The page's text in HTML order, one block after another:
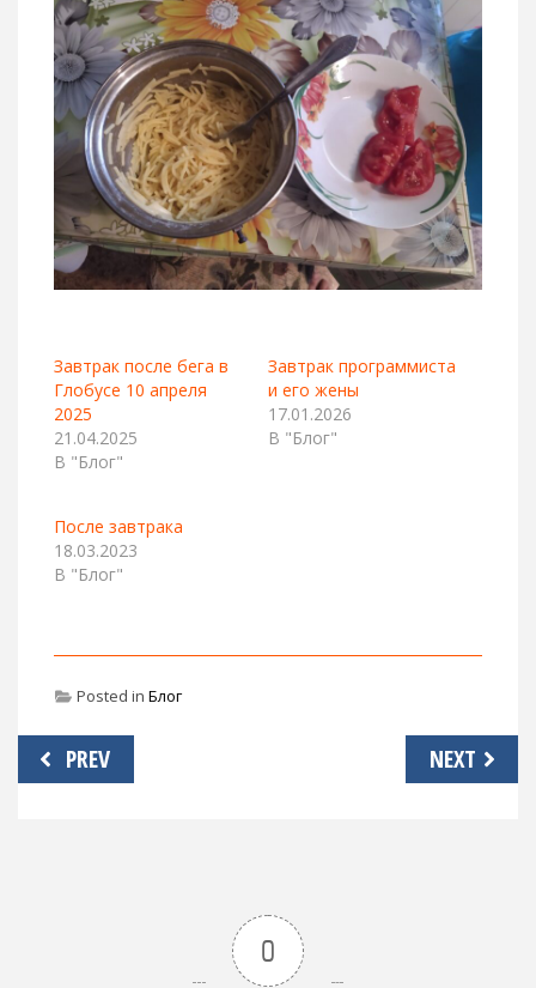
Завтрак после бега в
Глобусе 10 апреля
2025
21.04.2025
В "Блог"
Завтрак программиста
и его жены
17.01.2026
В "Блог"
После завтрака
18.03.2023
В "Блог"
Posted in Блог
Навигация
по
PREV NEXT
0